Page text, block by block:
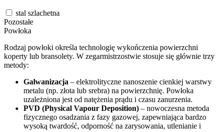
stal szlachetna
Pozostałe
Powłoka
Rodzaj powłoki określa technologię wykończenia powierzchni
koperty lub bransolety. W zegarmistrzostwie stosuje się głównie trzy
metody:
Galwanizacja – elektrolityczne nanoszenie cienkiej warstwy
metalu (np. złota lub srebra) na powierzchnię. Powłoka
uzależniona jest od natężenia prądu i czasu zanurzenia.
PVD (Physical Vapour Deposition) – nowoczesna metoda
fizycznego osadzania z fazy gazowej, zapewniająca bardzo
wysoką twardość, odporność na zarysowania, utlenianie i